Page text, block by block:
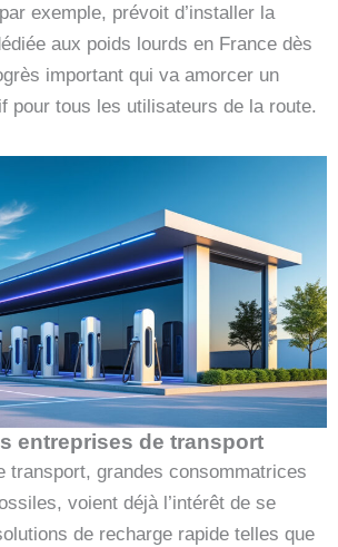
exemple, prévoit d’installer la
aux poids lourds en France dès
important qui va amorcer un
pour tous les utilisateurs de la route.
entreprises de transport
transport, grandes consommatrices
voient déjà l’intérêt de se
de recharge rapide telles que